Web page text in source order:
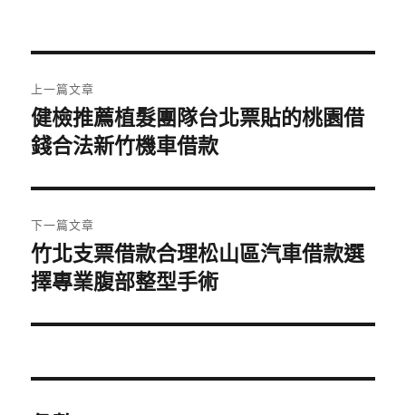
章
導
覽
上一篇文章
上
一
文
章:
健檢推薦植髮團隊台北票貼的桃園借
錢合法新竹機車借款
下一篇文章
下
一
文
竹北支票借款合理松山區汽車借款選
擇專業腹部整型手術